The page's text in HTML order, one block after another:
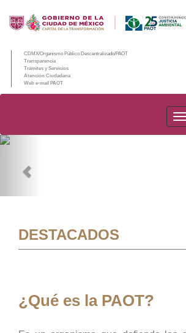
CDMX/Organismo Público Descentralizado/PAOT
Transparencia
Trámites y Servicios
Atención Ciudadana
Web e-mail PAOT
DESTACADOS
¿Qué es la PAOT?